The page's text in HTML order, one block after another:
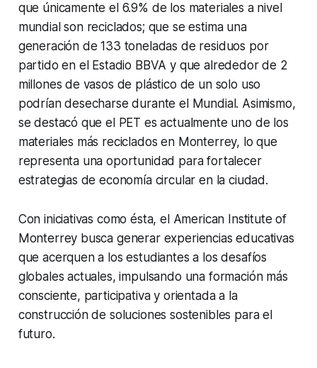
que únicamente el 6.9% de los materiales a nivel
mundial son reciclados; que se estima una
generación de 133 toneladas de residuos por
partido en el Estadio BBVA y que alrededor de 2
millones de vasos de plástico de un solo uso
podrían desecharse durante el Mundial. Asimismo,
se destacó que el PET es actualmente uno de los
materiales más reciclados en Monterrey, lo que
representa una oportunidad para fortalecer
estrategias de economía circular en la ciudad.
Con iniciativas como ésta, el American Institute of
Monterrey busca generar experiencias educativas
que acerquen a los estudiantes a los desafíos
globales actuales, impulsando una formación más
consciente, participativa y orientada a la
construcción de soluciones sostenibles para el
futuro.